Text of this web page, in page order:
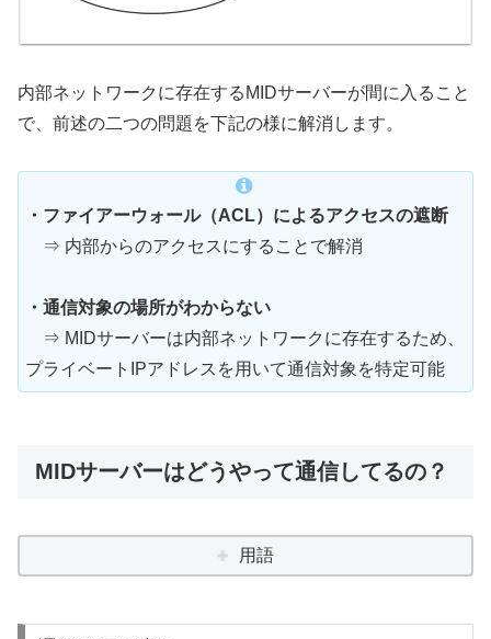
内部ネットワークに存在するMIDサーバーが間に入ること
で、前述の二つの問題を下記の様に解消します。
・ファイアーウォール（ACL）によるアクセスの遮断
⇒ 内部からのアクセスにすることで解消
・通信対象の場所がわからない
⇒ MIDサーバーは内部ネットワークに存在するため、
プライベートIPアドレスを用いて通信対象を特定可能
MIDサーバーはどうやって通信してるの？
用語